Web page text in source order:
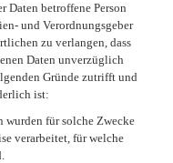
Daten betroffene Person
und Verordnungsgeber
zu verlangen, dass
Daten unverzüglich
Gründe zutrifft und
ist:
wurden für solche Zwecke
verarbeitet, für welche